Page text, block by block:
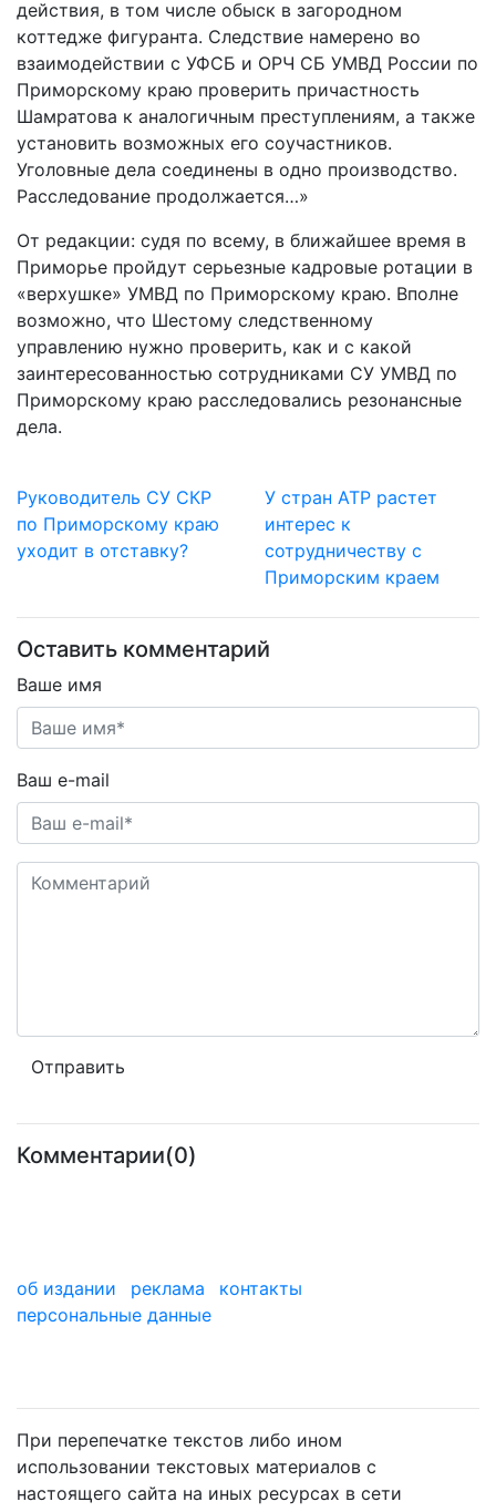
действия, в том числе обыск в загородном
коттедже фигуранта. Следствие намерено во
взаимодействии с УФСБ и ОРЧ СБ УМВД России по
Приморскому краю проверить причастность
Шамратова к аналогичным преступлениям, а также
установить возможных его соучастников.
Уголовные дела соединены в одно производство.
Расследование продолжается…»
От редакции: судя по всему, в ближайшее время в
Приморье пройдут серьезные кадровые ротации в
«верхушке» УМВД по Приморскому краю. Вполне
возможно, что Шестому следственному
управлению нужно проверить, как и с какой
заинтересованностью сотрудниками СУ УМВД по
Приморскому краю расследовались резонансные
дела.
Руководитель СУ СКР
по Приморскому краю
уходит в отставку?
У стран АТР растет
интерес к
сотрудничеству с
Приморским краем
Оставить комментарий
Ваше имя
Ваш e-mail
Комментарии(0)
об издании реклама
контакты
персональные данные
При перепечатке текстов либо ином
использовании текстовых материалов с
настоящего сайта на иных ресурсах в сети